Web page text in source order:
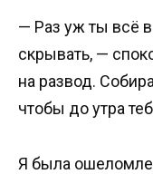
— Раз уж ты всё
скрывать, —
на развод.
чтобы до утра
Я была